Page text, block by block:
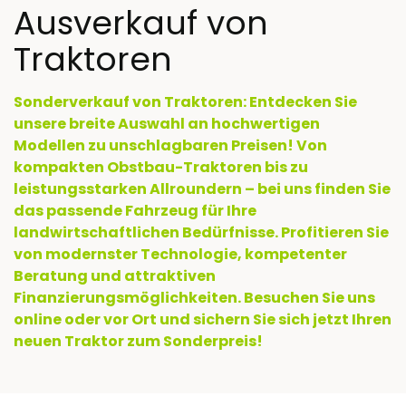
Ausverkauf von
Traktoren
Sonderverkauf von Traktoren: Entdecken Sie
unsere breite Auswahl an hochwertigen
Modellen zu unschlagbaren Preisen! Von
kompakten Obstbau-Traktoren bis zu
leistungsstarken Allroundern – bei uns finden Sie
das passende Fahrzeug für Ihre
landwirtschaftlichen Bedürfnisse. Profitieren Sie
von modernster Technologie, kompetenter
Beratung und attraktiven
Finanzierungsmöglichkeiten. Besuchen Sie uns
online oder vor Ort und sichern Sie sich jetzt Ihren
neuen Traktor zum Sonderpreis!